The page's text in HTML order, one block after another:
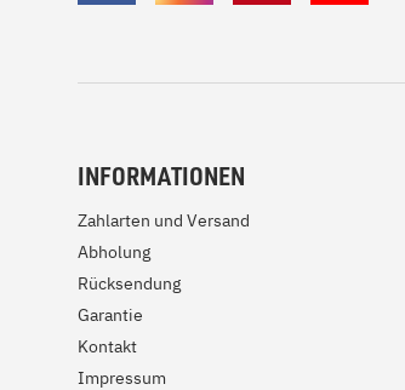
INFORMATIONEN
Zahlarten und Versand
Abholung
Rücksendung
Garantie
Kontakt
Impressum